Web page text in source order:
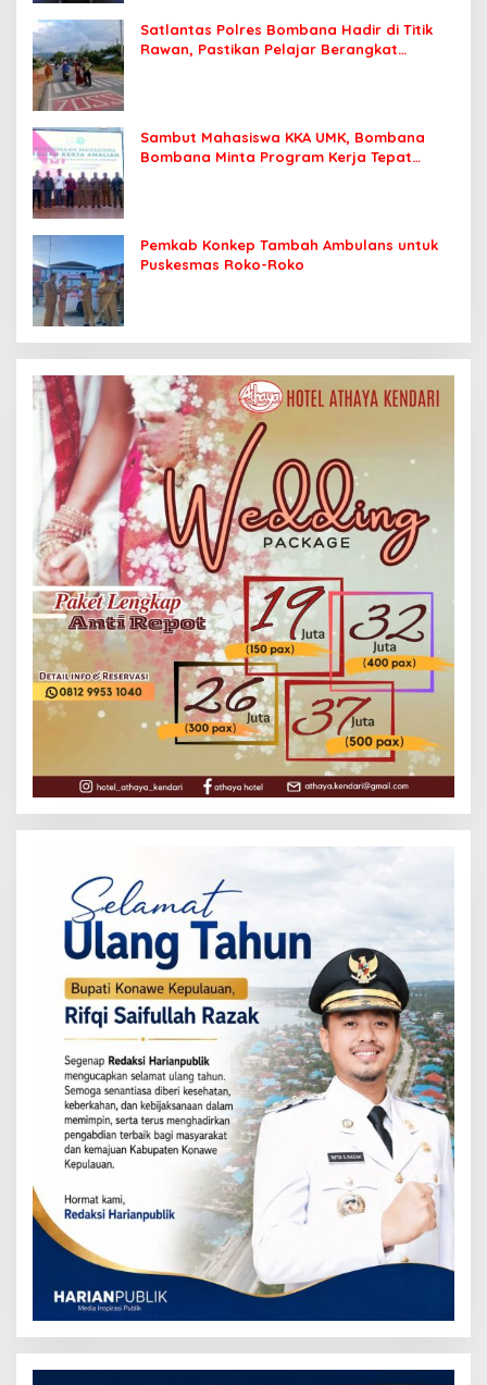
Satlantas Polres Bombana Hadir di Titik
Rawan, Pastikan Pelajar Berangkat
Sambut Mahasiswa KKA UMK, Bombana
Bombana Minta Program Kerja Tepat
Pemkab Konkep Tambah Ambulans untuk
Puskesmas Roko-Roko